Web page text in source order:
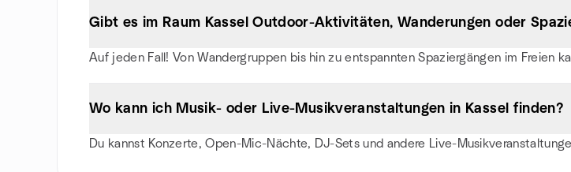
Gibt es im Raum Kassel Outdoor-Aktivitäten, Wanderungen oder
Auf jeden Fall! Von Wandergruppen bis hin zu entspannten Spaziergängen im Freien
Wo kann ich Musik- oder Live-Musikveranstaltungen in Kassel finden?
Du kannst Konzerte, Open-Mic-Nächte, DJ-Sets und andere Live-